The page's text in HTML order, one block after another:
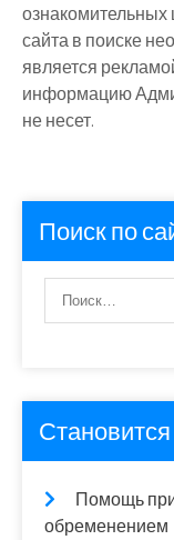
сайта в поиске
является
информацию
не несет.
Поиск по
Помощь
обременением